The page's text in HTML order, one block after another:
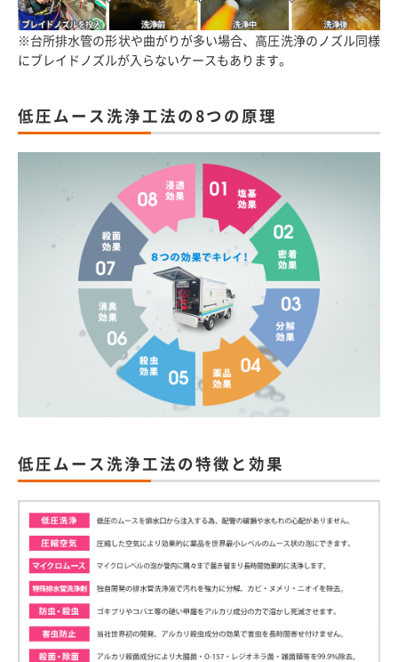
※台所排水管の形状や曲がりが多い場合、高圧洗浄のノズル同様
にブレイドノズルが入らないケースもあります。
低圧ムース洗浄工法の8つの原理
低圧ムース洗浄工法の特徴と効果